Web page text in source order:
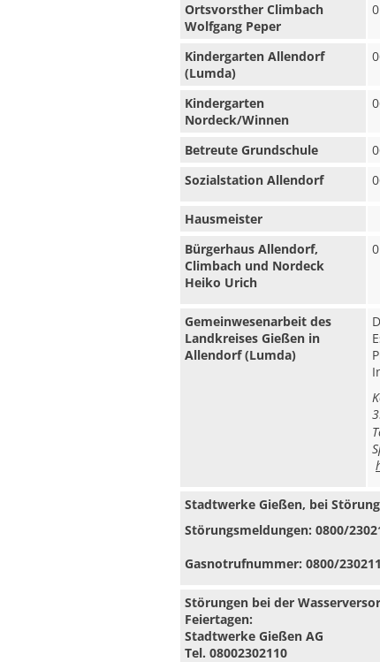
Ortsvorsther Climbach
Wolfgang Peper
Kindergarten Allendorf
(Lumda)
Kindergarten
Nordeck/Winnen
Betreute Grundschule
Sozialstation Allendorf
Hausmeister
Bürgerhaus Allendorf,
Climbach und Nordeck
Heiko Urich
Gemeinwesenarbeit des
Landkreises Gießen in
Allendorf (Lumda)
Stadtwerke Gießen, bei
Störungsmeldungen: 0800/
Gasnotrufnummer: 0800/
Störungen bei der
Feiertagen:
Stadtwerke Gießen AG
Tel. 08002302110